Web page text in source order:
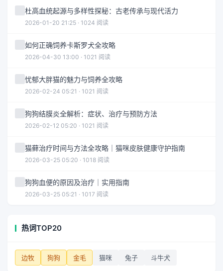
杜高血统起源与多样性探秘：古老传承与现代活力
2026-01-20 21:25 · 1024 阅读
如何正确饲养卡斯罗犬全攻略
2026-04-30 13:00 · 1021 阅读
忧郁大胖猫的魅力与饲养全攻略
2026-02-24 05:21 · 1021 阅读
狗狗结膜炎全解析：症状、治疗与预防方法
2026-02-12 05:20 · 1021 阅读
猫藓治疗时间与方法全攻略｜猫咪皮肤健康守护指南
2026-03-25 05:20 · 1018 阅读
狗狗血便的原因及治疗｜实用指南
2026-03-25 05:21 · 1017 阅读
热词TOP20
边牧 狗狗 金毛 猫咪 兔子 斗牛犬